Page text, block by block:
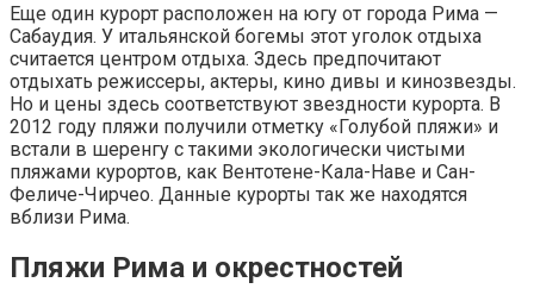
Еще один курорт расположен на югу от города Рима —
Сабаудия. У итальянской богемы этот уголок отдыха
считается центром отдыха. Здесь предпочитают
отдыхать режиссеры, актеры, кино дивы и кинозвезды.
Но и цены здесь соответствуют звездности курорта. В
2012 году пляжи получили отметку «Голубой пляжи» и
встали в шеренгу с такими экологически чистыми
пляжами курортов, как Вентотене-Кала-Наве и Сан-
Феличе-Чирчео. Данные курорты так же находятся
вблизи Рима.
Пляжи Рима и окрестностей